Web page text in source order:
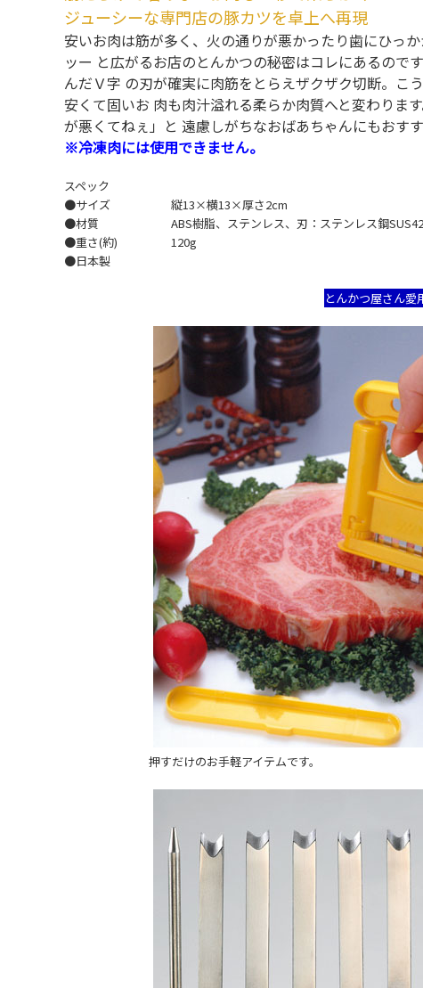
ジューシーな専門店の豚カツを卓上へ再現
安いお肉は筋が多く、火の通りが悪かったり歯にひっ
ッー と広がるお店のとんかつの秘密はコレにあるので
んだＶ字 の刃が確実に肉筋をとらえザクザク切断。こ
安くて固いお 肉も肉汁溢れる柔らか肉質へと変わりま
が悪くてねぇ」と 遠慮しがちなおばあちゃんにもおすす
※冷凍肉には使用できません。
スペック
●サイズ
縦13×横13×厚さ2cm
●材質
ABS樹脂、ステンレス、刃：ステンレス鋼
●重さ(約)
120g
●日本製
とんかつ屋さん愛
押すだけのお手軽アイテムです。